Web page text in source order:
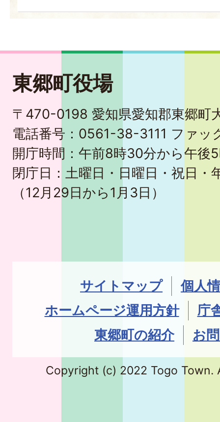
東郷町役場
〒470-0198 愛知県愛知郡東郷町
電話番号：0561-38-3111 ファ
開庁時間：午前8時30分から午後
閉庁日：土曜日・日曜日・祝日・
（12月29日から1月3日）
サイトマップ
個人
ホームページ運用方針
庁
東郷町の紹介
お
Copyright (c) 2022 Togo Town.